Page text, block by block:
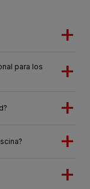
para los